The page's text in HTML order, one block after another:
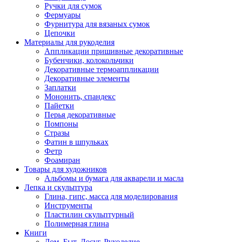
Ручки для сумок
Фермуары
Фурнитура для вязаных сумок
Цепочки
Материалы для рукоделия
Аппликации пришивные декоративные
Бубенчики, колокольчики
Декоративные термоаппликации
Декоративные элементы
Заплатки
Мононить, спандекс
Пайетки
Перья декоративные
Помпоны
Стразы
Фатин в шпульках
Фетр
Фоамиран
Товары для художников
Альбомы и бумага для акварели и масла
Лепка и скульптура
Глина, гипс, масса для моделирования
Инструменты
Пластилин скульптурный
Полимерная глина
Книги